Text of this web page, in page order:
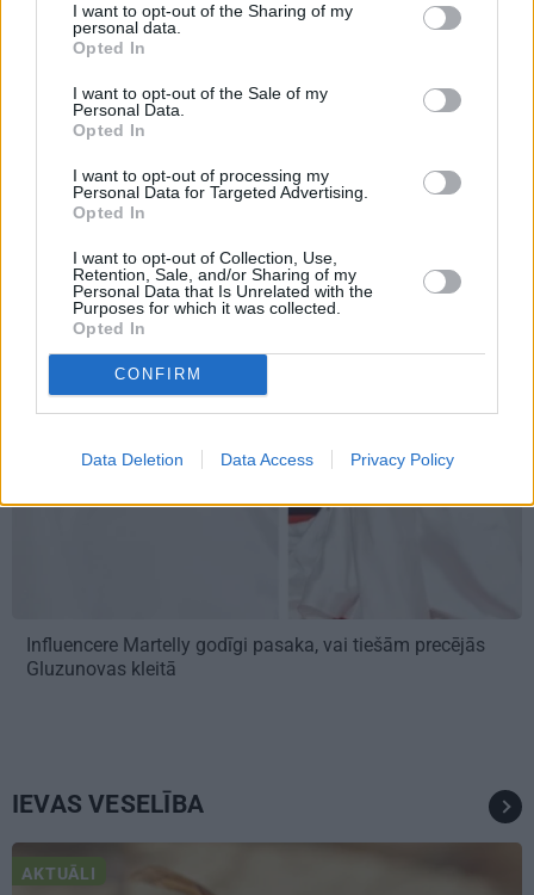
I want to opt-out of the Sharing of my
personal data.
Opted In
I want to opt-out of the Sale of my
Personal Data.
Opted In
I want to opt-out of processing my
Personal Data for Targeted Advertising.
Opted In
I want to opt-out of Collection, Use,
Retention, Sale, and/or Sharing of my
Personal Data that Is Unrelated with the
Purposes for which it was collected.
Opted In
CONFIRM
Data Deletion Data Access Privacy Policy
Bertāns pieņēmis smagu
lēmumu un dod solījumu
saviem biedriem
karaliskajā ģimenē
piedzimusi princesīte
ZIŅAS
Influencere Martelly godīgi pasaka, vai tiešām precējās
Gluzunovas kleitā
IEVAS VESELĪBA
AKTUĀLI